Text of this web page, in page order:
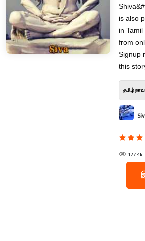
is also
in
from
Signup
this
தமிழ்
127.4k